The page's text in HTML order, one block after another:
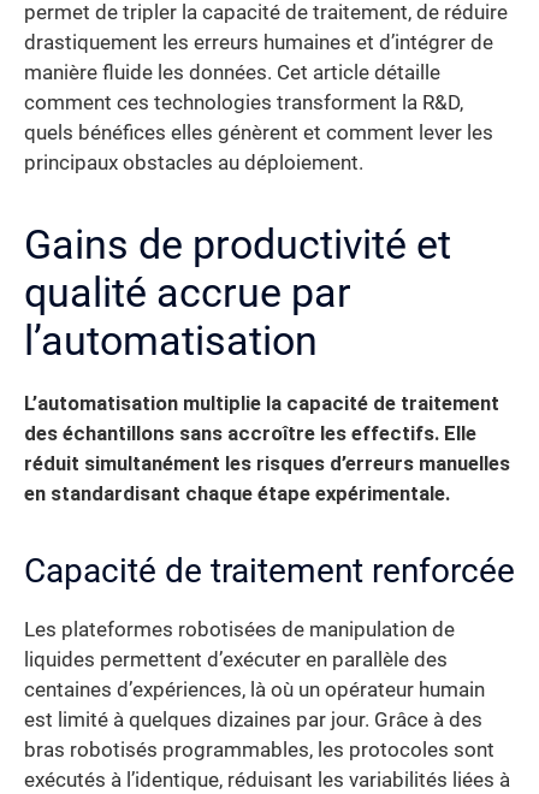
permet de tripler la capacité de traitement, de réduire
drastiquement les erreurs humaines et d’intégrer de
manière fluide les données. Cet article détaille
comment ces technologies transforment la R&D,
quels bénéfices elles génèrent et comment lever les
principaux obstacles au déploiement.
Gains de productivité et
qualité accrue par
l’automatisation
L’automatisation multiplie la capacité de traitement
des échantillons sans accroître les effectifs. Elle
réduit simultanément les risques d’erreurs manuelles
en standardisant chaque étape expérimentale.
Capacité de traitement renforcée
Les plateformes robotisées de manipulation de
liquides permettent d’exécuter en parallèle des
centaines d’expériences, là où un opérateur humain
est limité à quelques dizaines par jour. Grâce à des
bras robotisés programmables, les protocoles sont
exécutés à l’identique, réduisant les variabilités liées à